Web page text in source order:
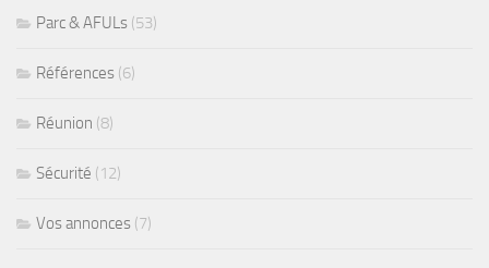
Parc & AFULs (53)
Références (6)
Réunion (8)
Sécurité (12)
Vos annonces (7)